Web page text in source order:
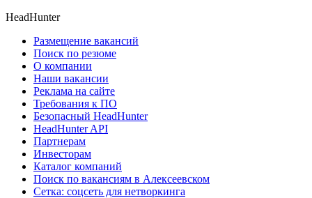
HeadHunter
Размещение вакансий
Поиск по резюме
О компании
Наши вакансии
Реклама на сайте
Требования к ПО
Безопасный HeadHunter
HeadHunter API
Партнерам
Инвесторам
Каталог компаний
Поиск по вакансиям в Алексеевском
Сетка: соцсеть для нетворкинга